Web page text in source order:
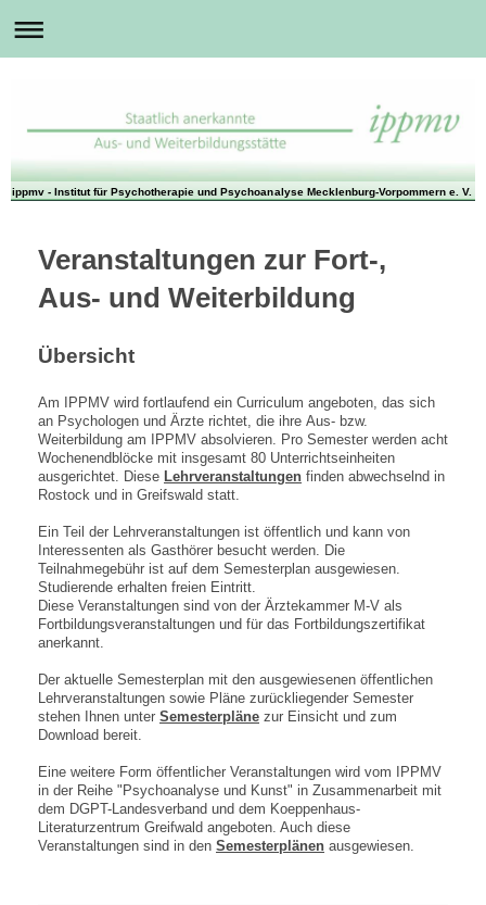
ippmv - Institut für Psychotherapie und Psychoanalyse Mecklenburg-Vorpommern e. V.
Veranstaltungen zur Fort-,
Aus- und Weiterbildung
Übersicht
Am IPPMV wird fortlaufend ein Curriculum angeboten, das sich
an Psychologen und Ärzte richtet, die ihre Aus- bzw.
Weiterbildung am IPPMV absolvieren. Pro Semester werden acht
Wochenendblöcke mit insgesamt 80 Unterrichtseinheiten
ausgerichtet. Diese Lehrveranstaltungen finden abwechselnd in
Rostock und in Greifswald statt.
Ein Teil der Lehrveranstaltungen ist öffentlich und kann von
Interessenten als Gasthörer besucht werden. Die
Teilnahmegebühr ist auf dem Semesterplan ausgewiesen.
Studierende erhalten freien Eintritt.
Diese Veranstaltungen sind von der Ärztekammer M-V als
Fortbildungsveranstaltungen und für das Fortbildungszertifikat
anerkannt.
Der aktuelle Semesterplan mit den ausgewiesenen öffentlichen
Lehrveranstaltungen sowie Pläne zurückliegender Semester
stehen Ihnen unter Semesterpläne zur Einsicht und zum
Download bereit.
Eine weitere Form öffentlicher Veranstaltungen wird vom IPPMV
in der Reihe "Psychoanalyse und Kunst" in Zusammenarbeit mit
dem DGPT-Landesverband und dem Koeppenhaus-
Literaturzentrum Greifwald angeboten. Auch diese
Veranstaltungen sind in den Semesterplänen ausgewiesen.